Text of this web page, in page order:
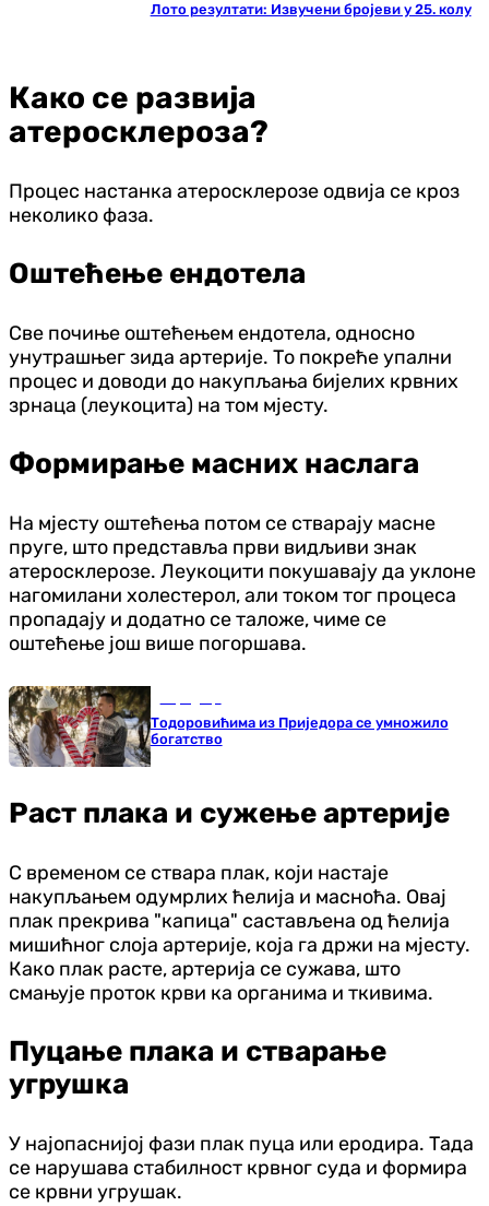
Лото резултати: Извучени бројеви у 25. колу
Како се развија
атеросклероза?
Процес настанка атеросклерозе одвија се кроз
неколико фаза.
Оштећење ендотела
Све почиње оштећењем ендотела, односно
унутрашњег зида артерије. То покреће упални
процес и доводи до накупљања бијелих крвних
зрнаца (леукоцита) на том мјесту.
Формирање масних наслага
На мјесту оштећења потом се стварају масне
пруге, што представља први видљиви знак
атеросклерозе. Леукоцити покушавају да уклоне
нагомилани холестерол, али током тог процеса
пропадају и додатно се таложе, чиме се
оштећење још више погоршава.
Тодоровићима из Приједора се умножило
богатство
Раст плака и сужење артерије
С временом се ствара плак, који настаје
накупљањем одумрлих ћелија и масноћа. Овај
плак прекрива "капица" састављена од ћелија
мишићног слоја артерије, која га држи на мјесту.
Како плак расте, артерија се сужава, што
смањује проток крви ка органима и ткивима.
Пуцање плака и стварање
угрушка
У најопаснијој фази плак пуца или еродира. Тада
се нарушава стабилност крвног суда и формира
се крвни угрушак.